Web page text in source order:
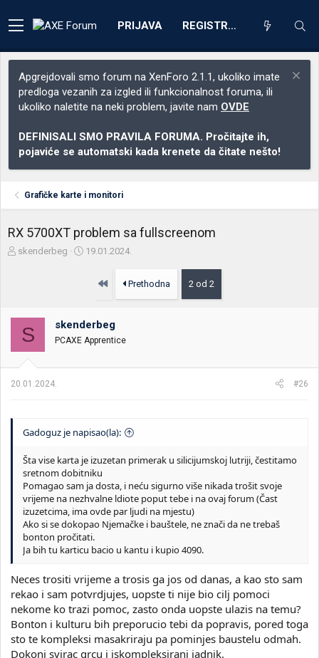
PRIJAVA REGISTRACIJA
Apgrejdovali smo forum na XenForo 2.1.1, ukoliko imate
predloga vezanih za izgled ili funkcionalnost foruma, ili
ukoliko naletite na neki problem, javite nam OVDE
DEFINISALI SMO PRAVILA FORUMA. Pročitajte ih,
pojaviće se automatski kada krenete da čitate nešto!
Grafičke karte i monitori
RX 5700XT problem sa fullscreenom
Z
t
e
m
skenderbeg
D
o
k
e
a
19.01.2024.
Prvo Prethodna 2 od 2
S skenderbeg
PCAXE Apprentice
20.01.2024. #26
Gadoguz je napisao(la):
Šta vise karta je izuzetan primerak u silicijumskoj lutriji, čestitamo
sretnom dobitniku
Pomagao sam ja dosta, i neću sigurno više nikada trošit svoje
vrijeme na nezhvalne ldiote poput tebe i na ovaj forum (Čast
izuzetcima, ima ovde par ljudi na mjestu)
Ako si se dokopao Njemačke i bauštele, ne znači da ne trebaš
bonton pročitati.
Ja bih tu karticu bacio u kantu i kupio 4090.
Neces trositi vrijeme a trosis ga jos od danas, a kao sto sam
rekao i sam potvrdjujes, uopste ti nije bio cilj pomoci
nekome ko trazi pomoc, zasto onda uopste ulazis na temu?
Bonton i kulturu bih preporucio tebi da popravis, pored toga
sto te kompleksi masakriraju pa pominjes baustelu odmah.
Dokoni svirac qrcu i iskompleksirani jadnik.